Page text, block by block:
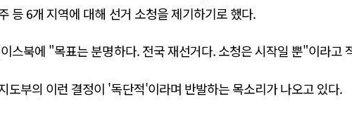
등 6개 지역에 대해 선거 소청을 제기하기로 했다.
스북에 "목표는 분명하다. 전국 재선거다. 소청은 시작일 뿐"이라고
도부의 이런 결정이 '독단적'이라며 반발하는 목소리가 나오고 있다.